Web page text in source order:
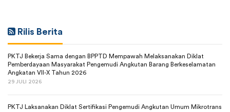
Rilis Berita
PKTJ Bekerja Sama dengan BPPTD Mempawah Melaksanakan Diklat
Pemberdayaan Masyarakat Pengemudi Angkutan Barang Berkeselamatan
Angkatan VII-X Tahun 2026
29 JULI 2026
PKTJ Laksanakan Diklat Sertifikasi Pengemudi Angkutan Umum Mikrotrans